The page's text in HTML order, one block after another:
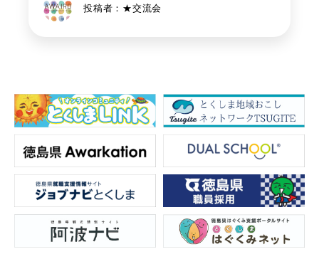
投稿者：★交流会